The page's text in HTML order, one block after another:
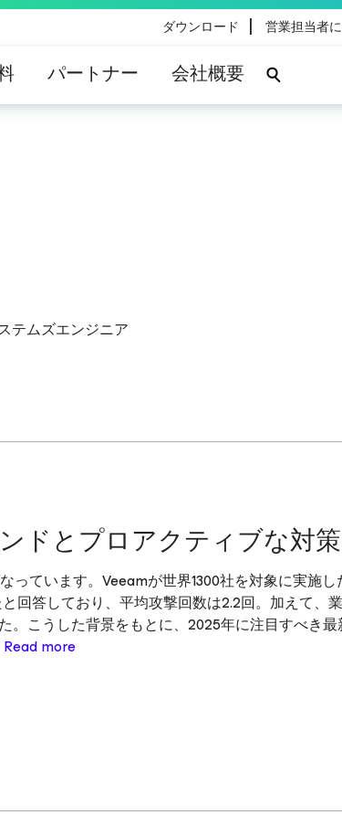
ダウンロード | 営業担当者
パートナー 会社概要
テムズエンジニア
ドとプロアクティブな対策
ています。Veeamが世界1300社を対象に実施し
回答しており、平均攻撃回数は2.2回。加えて、
。こうした背景をもとに、2025年に注目すべき
Read more